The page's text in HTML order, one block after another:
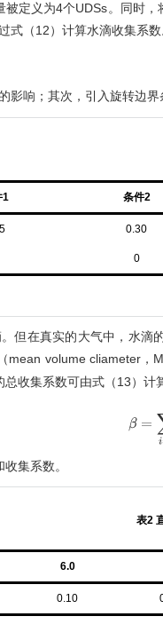
定义为4个UDSs。同时
式（12） 计算水滴收集系
影响；其次，引入旋转边
1 条件2
0.30
0
但在真实的大气中，水
mean volume cliameter，
总收集系数可由式（13） 计
β=∑i =
集系数。
表2
6.0
0.10